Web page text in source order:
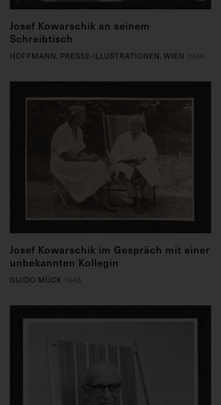
Josef Kowarschik an seinem
Schreibtisch
HOFFMANN, PRESSE-ILLUSTRATIONEN, WIEN 1944
Josef Kowarschik im Gespräch mit einer
unbekannten Kollegin
GUIDO MÜCK 1945